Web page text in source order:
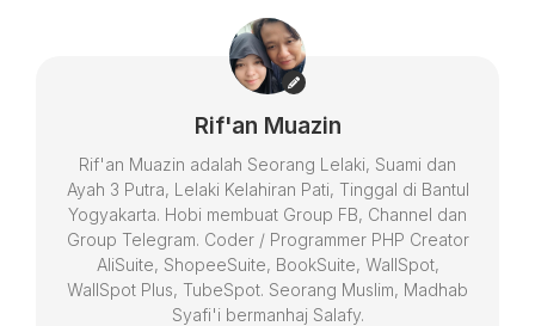
Rif'an Muazin
Rif'an Muazin adalah Seorang Lelaki, Suami dan
Ayah 3 Putra, Lelaki Kelahiran Pati, Tinggal di Bantul
Yogyakarta. Hobi membuat Group FB, Channel dan
Group Telegram. Coder / Programmer PHP Creator
AliSuite, ShopeeSuite, BookSuite, WallSpot,
WallSpot Plus, TubeSpot. Seorang Muslim, Madhab
Syafi'i bermanhaj Salafy.